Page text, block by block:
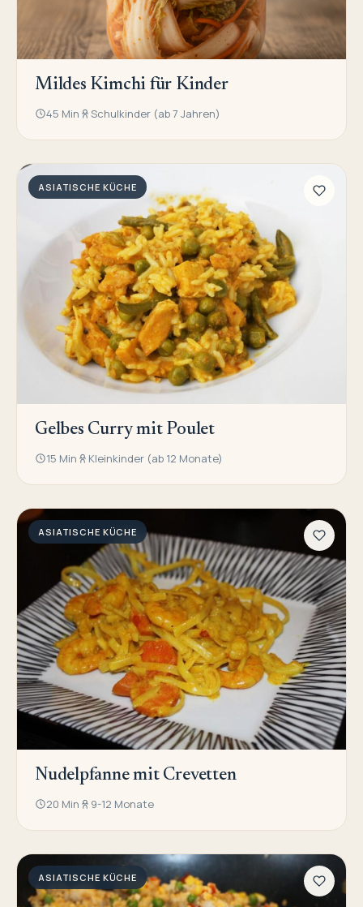
Mildes Kimchi für Kinder
45 Min Schulkinder (ab 7 Jahren)
ASIATISCHE KÜCHE
Gelbes Curry mit Poulet
15 Min Kleinkinder (ab 12 Monate)
ASIATISCHE KÜCHE
Nudelpfanne mit Crevetten
20 Min 9-12 Monate
ASIATISCHE KÜCHE